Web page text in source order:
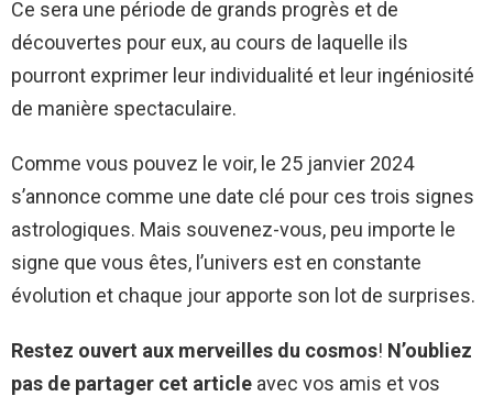
Ce sera une période de grands progrès et de
découvertes pour eux, au cours de laquelle ils
pourront exprimer leur individualité et leur ingéniosité
de manière spectaculaire.
Comme vous pouvez le voir, le 25 janvier 2024
s’annonce comme une date clé pour ces trois signes
astrologiques. Mais souvenez-vous, peu importe le
signe que vous êtes, l’univers est en constante
évolution et chaque jour apporte son lot de surprises.
Restez ouvert aux merveilles du cosmos! N’oubliez
pas de partager cet article avec vos amis et vos